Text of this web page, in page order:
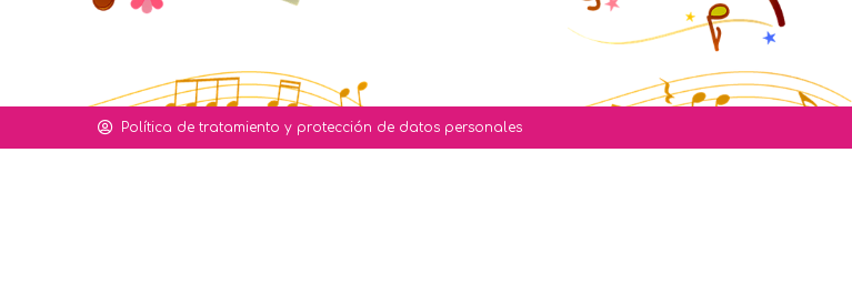
Política de tratamiento y protección de datos personales